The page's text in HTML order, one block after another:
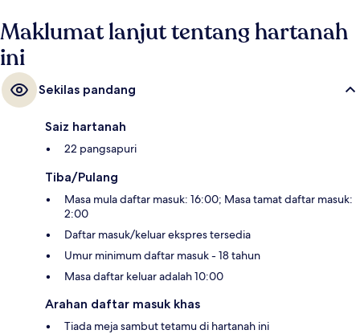
Maklumat lanjut tentang hartanah
ini
Sekilas pandang
Saiz hartanah
22 pangsapuri
Tiba/Pulang
Masa mula daftar masuk: 16:00; Masa tamat daftar masuk:
2:00
Daftar masuk/keluar ekspres tersedia
Umur minimum daftar masuk - 18 tahun
Masa daftar keluar adalah 10:00
Arahan daftar masuk khas
Tiada meja sambut tetamu di hartanah ini